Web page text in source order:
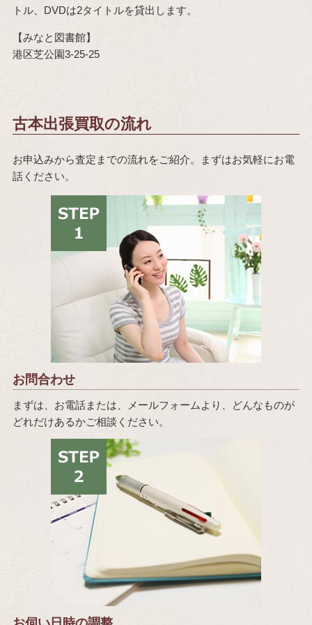
トル、DVDは2タイトルを貸出します。
【みなと図書館】
港区芝公園3-25-25
古本出張買取の流れ
お申込みから査定までの流れをご紹介。まずはお気軽にお電
話ください。
お問合わせ
まずは、お電話または、メールフォームより、どんなものが
どれだけあるかご相談ください。